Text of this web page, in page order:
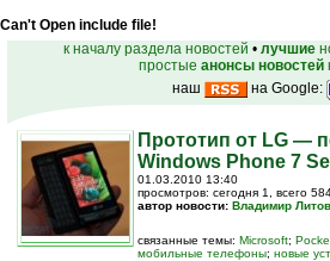
Can't Open include file!
к началу раздела новостей • лучшие
простые анонсы новостей
наш
на Google:
Прототип от LG —
Windows Phone 7
01.03.2010 13:40
просмотров: сегодня 1, всего
автор новости: Владимир
связанные темы: Microsoft;
мобильные телефоны; новые